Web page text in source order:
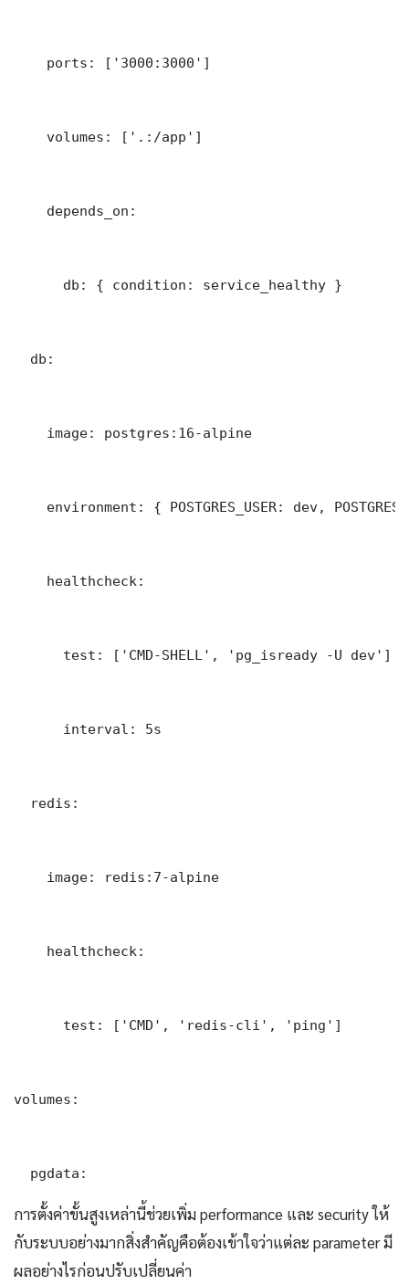
    ports: ['3000:3000']
    volumes: ['.:/app']
    depends_on:
      db: { condition: service_healthy }
  db:
    image: postgres:16-alpine
environment: { POSTGRES_USER: dev,
    healthcheck:
      test: ['CMD-SHELL', 'pg_isready -U dev']
      interval: 5s
  redis:
    image: redis:7-alpine
    healthcheck:
      test: ['CMD', 'redis-cli', 'ping']
volumes:
  pgdata:
การตั้งค่าขั้นสูงเหล่านี้ช่วยเพิ่ม performance และ security ให้
กับระบบอย่างมากสิ่งสำคัญคือต้องเข้าใจว่าแต่ละ parameter มี
ผลอย่างไรก่อนปรับเปลี่ยนค่า